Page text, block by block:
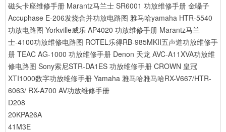
磁头卡座维修手册 Marantz马兰士 SR6001 功放维修手册 金嗓子
Accuphase E-206发烧合并功放电路图 雅马哈yamaha HTR-5540
功放电路图 Yorkville威乐 AP4020 功放维修手册 Marantz马兰
士-4100功放维修电路图 ROTEL乐得RB-985MKII五声道功放维修手
册 TEAC AG-1000 功放维修手册 Denon 天龙 AVC-A11XVA功放维
修电路图 Sony索尼STR-DA1ES 功放维修手册 CROWN 皇冠
XTI1000数字功放维修手册 Yamaha 雅马哈雅马哈RX-V667/HTR-
6063/ RX-A700 AV功放维修手册
D208
20KPA26A
41M3E